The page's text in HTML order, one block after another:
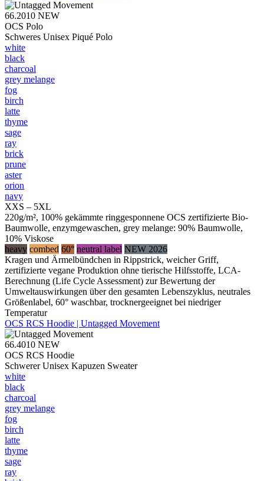
66.2010 NEW
OCS Polo
Schweres Unisex Piqué Polo
white
black
charcoal
grey melange
fog
birch
latte
thyme
sage
ray
brick
prune
aster
orion
navy
XXS – 5XL
220g/m², 100% gekämmte ringgesponnene OCS zertifizierte Bio-
Baumwolle, enzymgewaschen, grey melange: 90% Baumwolle,
10% Viskose
heavy combed 60° neutral label NEW 2026
Kragen und Ärmelbündchen in Rippstrick, weicher Griff,
zertifizierte vegane Produktion ohne tierische Hilfsstoffe, LCA-
Berechnung (Life Cycle Assessment) zur Bewertung der
Umweltauswirkungen über den gesamten Lebenszyklus, neutrales
Größenlabel, 60° waschbar, trocknergeeignet bei niedriger
Temperatur
OCS RCS Hoodie | Untagged Movement
66.4010 NEW
OCS RCS Hoodie
Schwerer Unisex Kapuzen Sweater
white
black
charcoal
grey melange
fog
birch
latte
thyme
sage
ray